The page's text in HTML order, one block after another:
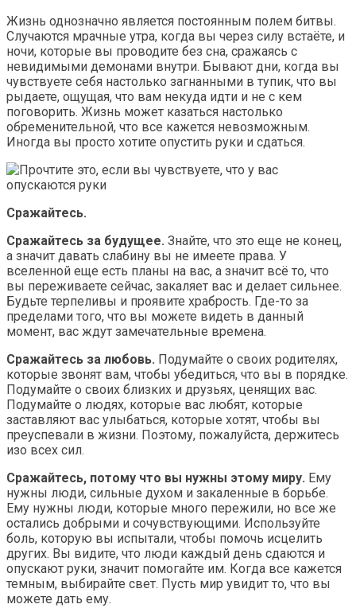
Жизнь однозначно является постоянным полем битвы.
Случаются мрачные утра, когда вы через силу встаёте, и
ночи, которые вы проводите без сна, сражаясь с
невидимыми демонами внутри. Бывают дни, когда вы
чувствуете себя настолько загнанными в тупик, что вы
рыдаете, ощущая, что вам некуда идти и не с кем
поговорить. Жизнь может казаться настолько
обременительной, что все кажется невозможным.
Иногда вы просто хотите опустить руки и сдаться.
Сражайтесь.
Сражайтесь за будущее. Знайте, что это еще не конец,
а значит давать слабину вы не имеете права. У
вселенной еще есть планы на вас, а значит всё то, что
вы переживаете сейчас, закаляет вас и делает сильнее.
Будьте терпеливы и проявите храбрость. Где-то за
пределами того, что вы можете видеть в данный
момент, вас ждут замечательные времена.
Сражайтесь за любовь. Подумайте о своих родителях,
которые звонят вам, чтобы убедиться, что вы в порядке.
Подумайте о своих близких и друзьях, ценящих вас.
Подумайте о людях, которые вас любят, которые
заставляют вас улыбаться, которые хотят, чтобы вы
преуспевали в жизни. Поэтому, пожалуйста, держитесь
изо всех сил.
Сражайтесь, потому что вы нужны этому миру. Ему
нужны люди, сильные духом и закаленные в борьбе.
Ему нужны люди, которые много пережили, но все же
остались добрыми и сочувствующими. Используйте
боль, которую вы испытали, чтобы помочь исцелить
других. Вы видите, что люди каждый день сдаются и
опускают руки, значит помогайте им. Когда все кажется
темным, выбирайте свет. Пусть мир увидит то, что вы
можете дать ему.